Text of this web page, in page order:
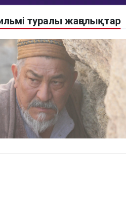
туралы жаңалықтар